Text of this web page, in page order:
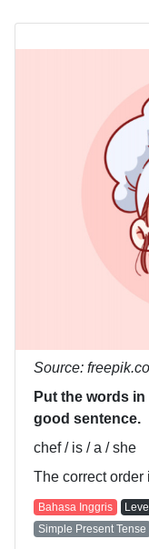
Source:
Put the words
good sentence.
chef / is / a / she
The correct order
Bahasa Inggris
Simple Present Tense